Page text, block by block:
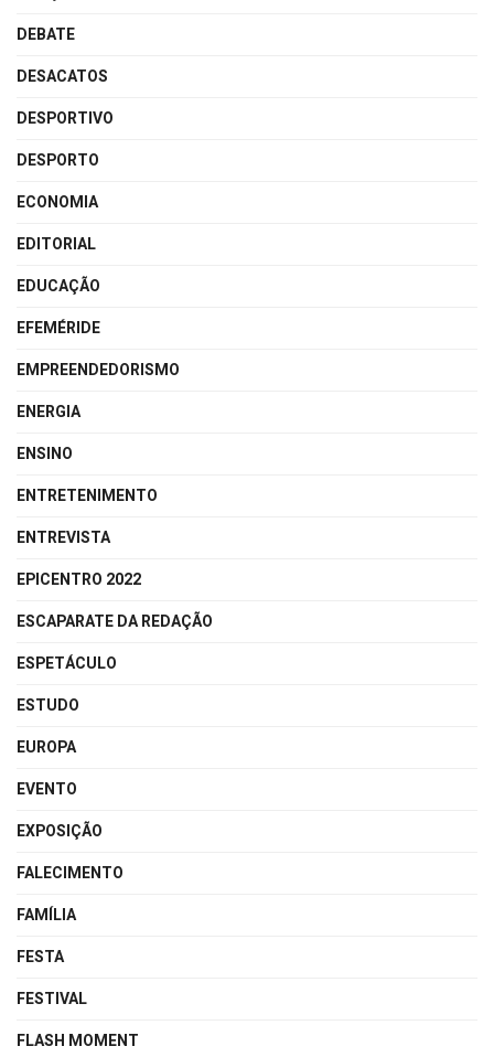
DEBATE
DESACATOS
DESPORTIVO
DESPORTO
ECONOMIA
EDITORIAL
EDUCAÇÃO
EFEMÉRIDE
EMPREENDEDORISMO
ENERGIA
ENSINO
ENTRETENIMENTO
ENTREVISTA
EPICENTRO 2022
ESCAPARATE DA REDAÇÃO
ESPETÁCULO
ESTUDO
EUROPA
EVENTO
EXPOSIÇÃO
FALECIMENTO
FAMÍLIA
FESTA
FESTIVAL
FLASH MOMENT